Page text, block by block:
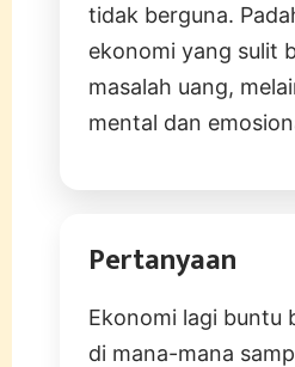
tidak berguna.
ekonomi yang sulit
masalah uang,
mental dan
Pertanyaan
Ekonomi lagi buntu
di mana-mana